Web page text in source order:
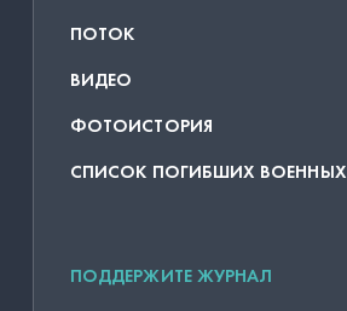
ПОТОК
ВИДЕО
ФОТОИСТОРИЯ
СПИСОК ПОГИБШИХ ВОЕННЫХ
ПОДДЕРЖИТЕ ЖУРНАЛ